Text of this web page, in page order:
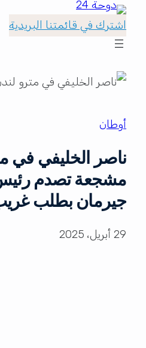
اشترك في قائمتنا البريدية
أوطان
ناصر الخليفي في
مشجعة تصدم
جيرمان بطلب
29 أبريل، 2025